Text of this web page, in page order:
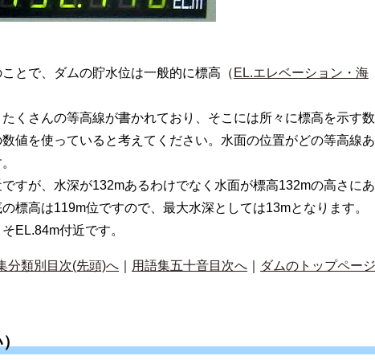
とで、ダムの貯水位は一般的に標高（ EL.エレベーション・海
くさんの等高線が書かれており、そこには所々に標高を示す数
値を使っていると考えてください。水面の位置がどの等高線あ
すが、水深が132mあるわけでなく水面が標高132mの高さにあ
標高は119m位ですので、最大水深としては13mとなります。
EL.84m付近です。
分類別目次(先頭)へ 用語集五十音目次へ
ダムのトップページ